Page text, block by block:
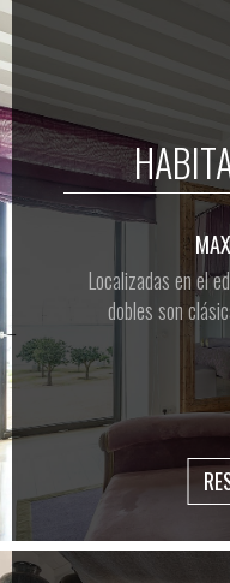
Localizadas en el
dobles son